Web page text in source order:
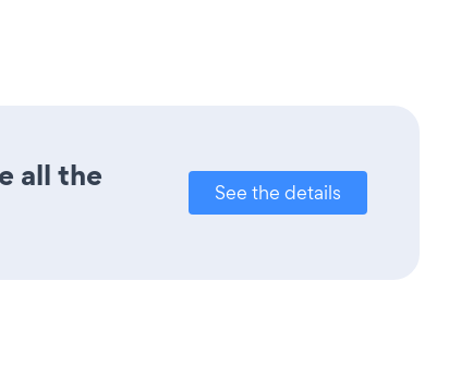
all the
See the details